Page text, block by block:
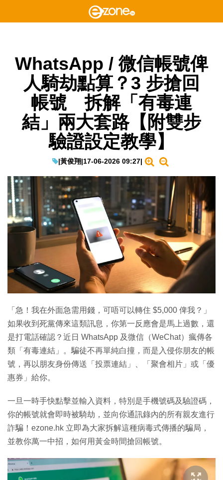
WhatsApp / 微信帳號俾
人騎劫點算？3 步搶回
帳號 拆解「有毒連
結」兩大套路【附雙步
驗證設定教學】
|黃俊翔|17-06-2026 09:27|
「急！我在外面急需用錢，可唔可以轉住 $5,000 俾我？」
如果收到死黨傳來這類訊息，你第一反應會是馬上過數，還
是打電話確認？近日 WhatsApp 及微信（WeChat）瘋傳各
類「有毒連結」。騙徒不再單純白撞，而是入侵你朋友的帳
號，再以朋友身份傳送「投票連結」、「聚會相片」或「優
惠券」給你。
一旦一時手快點擊並輸入資料，特別是手機號碼及驗證碼，
你的帳號就會即時被騎劫，並向你通訊錄內的所有親友進行
詐騙！ezone.hk 立即為大家拆解這種病毒式傳播的騙局，
並教你萬一中招，如何用黃金時間搶回帳號。